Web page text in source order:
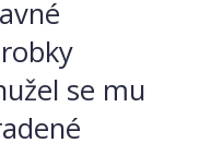
se mu